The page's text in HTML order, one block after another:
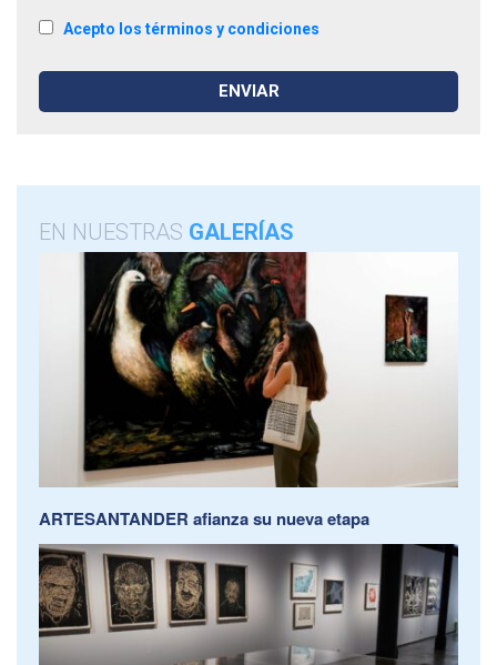
Acepto los términos y condiciones
EN NUESTRAS GALERÍAS
ARTESANTANDER afianza su nueva etapa